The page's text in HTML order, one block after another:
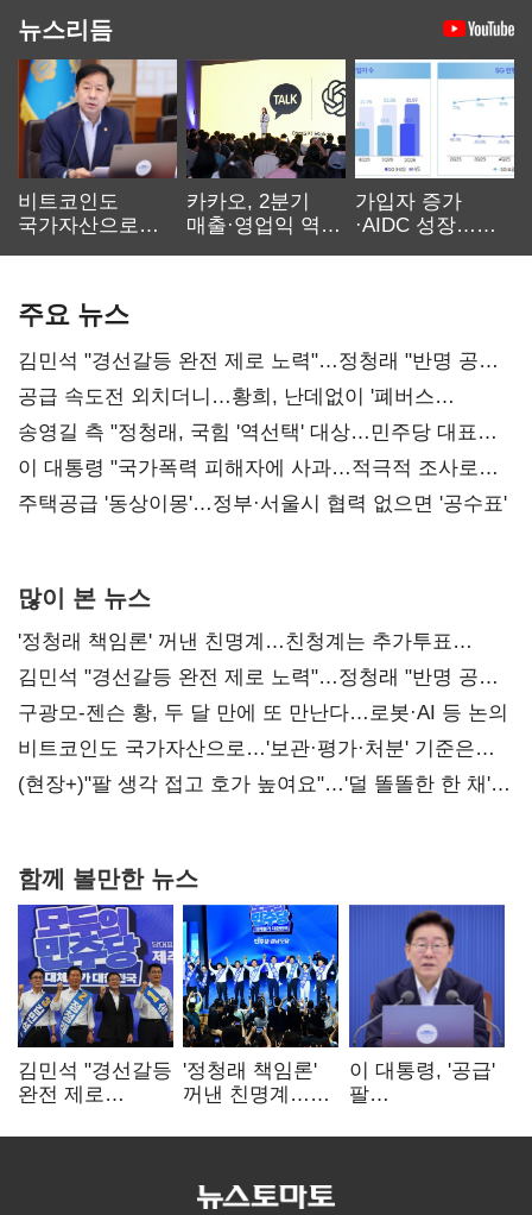
뉴스리듬
비트코인도
국가자산으로…'
카카오, 2분기
매출·영업익 역대
가입자 증가
·AIDC 성장…
주요 뉴스
김민석 "경선갈등 완전 제로 노력"…정청래 "반명 공세
사과부터"
공급 속도전 외치더니…황희, 난데없이 '폐버스
리모델링' 제안
송영길 측 "정청래, 국힘 '역선택' 대상…민주당 대표로
총선 지휘 못해"
이 대통령 "국가폭력 피해자에 사과…적극적 조사로
진실 밝혀야"
주택공급 '동상이몽'…정부·서울시 협력 없으면 '공수표'
많이 본 뉴스
'정청래 책임론' 꺼낸 친명계…친청계는 추가투표
때리기
김민석 "경선갈등 완전 제로 노력"…정청래 "반명 공세
사과부터"
구광모-젠슨 황, 두 달 만에 또 만난다…로봇·AI 등 논의
비트코인도 국가자산으로…'보관·평가·처분' 기준은
숙제
(현장+)"팔 생각 접고 호가 높여요"…'덜 똘똘한 한 채'
함께 볼만한 뉴스
김민석 "경선갈등
완전 제로
"반명 공세
'정청래 책임론'
꺼낸 친명계…
추가투표 때리기
이 대통령, '공급'
팔
여 내부선